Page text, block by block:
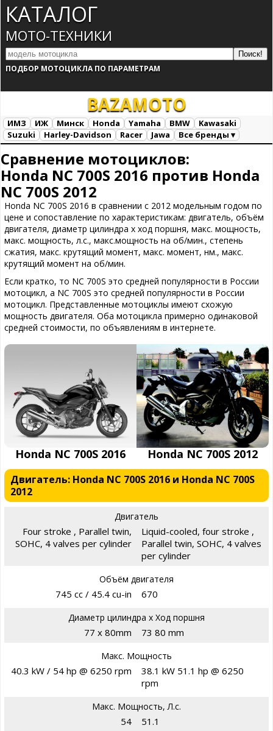
КАТАЛОГ
МОТО-ТЕХНИКИ
ПОДБОР МОТОЦИКЛА ПО ПАРАМЕТРАМ
BAZAMOTO
ИМЗ ИЖ Минск Honda Yamaha BMW
Kawasaki
Suzuki
Harley-Davidson Racer Jawa
Все бренды ▾
Сравнение мотоциклов:
Honda NC 700S 2016 против Honda
NC 700S 2012
Honda NC 700S 2016 в сравнении с 2012 модельным годом по
цене и сопоставление по характеристикам: двигатель, объём
двигателя, диаметр цилиндра х ход поршня, макс. мощность,
макс. мощность, л.с., макс.мощность на об/мин., степень
сжатия, макс. крутящий момент, макс. момент, нм., макс.
крутящий момент на об/мин.
Если кратко, то NC 700S это средней популярности в России
мотоцикл, а NC 700S это средней популярности в России
мотоцикл. Представленные мотоциклы имеют схожую
мощность двигателя. Оба мотоцикла примерно одинаковой
средней стоимости, по объявлениям в интернете.
Honda NC 700S 2016 Honda NC 700S 2012
Двигатель: Honda NC 700S 2016 и Honda NC 700S
2012
Двигатель
Four stroke , Parallel twin,
SOHC, 4 valves per cylinder
Liquid-cooled, four stroke ,
Parallel twin, SOHC, 4 valves
per cylinder
Объём двигателя
745 cc / 45.4 cu-in 670
Диаметр цилиндра х Ход поршня
77 x 80mm 73 80 mm
Макс. Мощность
40.3 kW / 54 hp @ 6250 rpm
38.1 kW 51.1 hp @ 6250
rpm
Макс. Мощность, Л.с.
54 51.1